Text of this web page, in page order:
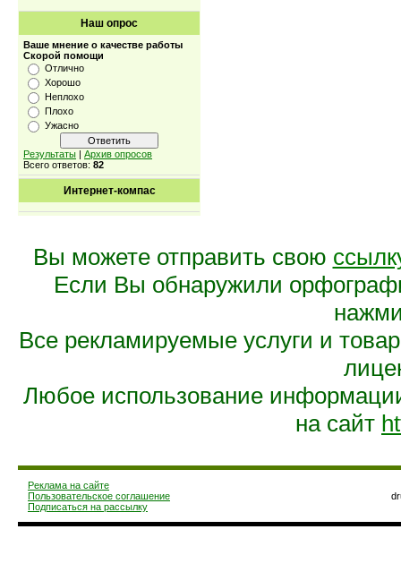
Наш опрос
Ваше мнение о качестве работы
Скорой помощи
Отлично
Хорошо
Неплохо
Плохо
Ужасно
Результаты | Архив опросов
Всего ответов: 82
Интернет-компас
Вы можете отправить свою
Если Вы обнаружили
Все рекламируемые услуги и
Любое использование
на сайт
Реклама на сайте
Пользовательское соглашение
Подписаться на рассылку